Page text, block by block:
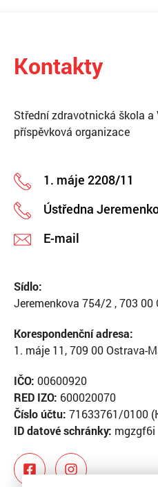
Kontakty
Střední zdravotnická škola
příspěvková organizace
1. máje 2208/11
Ústředna
E-mail
Sídlo:
Jeremenkova 754/2 , 703 00
Korespondenční adresa:
1. máje 11, 709 00 Ostrava-
IČO: 00600920
RED IZO: 600020070
Číslo účtu: 71633761/0100
ID datové schránky: mgzgf6i